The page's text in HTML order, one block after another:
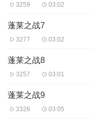
3259 03:02
蓬莱之战7
3277 03:02
蓬莱之战8
3257 03:01
蓬莱之战9
3326 03:05